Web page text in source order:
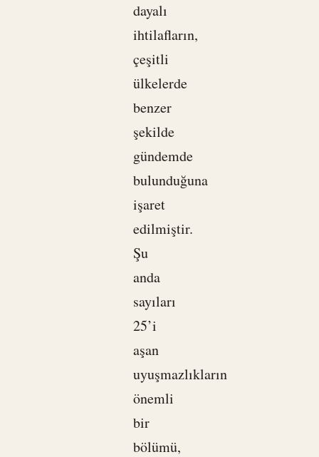
dayalı
ihtilafların,
çeşitli
ülkelerde
benzer
şekilde
gündemde
bulunduğuna
işaret
edilmiştir.
Şu
anda
sayıları
25’i
aşan
uyuşmazlıkların
önemli
bir
bölümü,